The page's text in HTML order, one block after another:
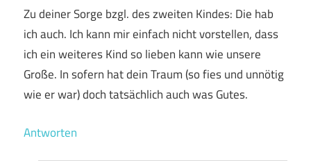
Zu deiner Sorge bzgl. des zweiten Kindes: Die hab
ich auch. Ich kann mir einfach nicht vorstellen, dass
ich ein weiteres Kind so lieben kann wie unsere
Große. In sofern hat dein Traum (so fies und unnötig
wie er war) doch tatsächlich auch was Gutes.
Antworten